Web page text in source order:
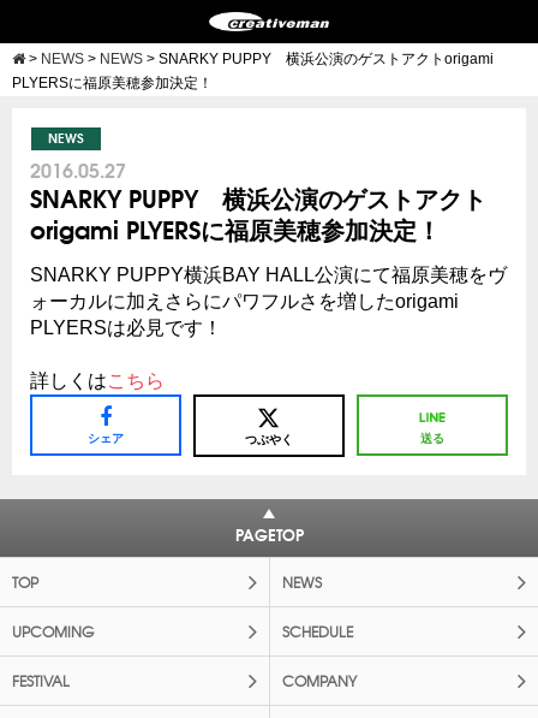
> NEWS > NEWS > SNARKY PUPPY 横浜公演のゲストアクトorigami
PLYERSに福原美穂参加決定！
NEWS
2016.05.27
SNARKY PUPPY 横浜公演のゲストアクト
origami PLYERSに福原美穂参加決定！
SNARKY PUPPY横浜BAY HALL公演にて福原美穂をヴ
ォーカルに加えさらにパワフルさを増したorigami
PLYERSは必見です！
詳しくはこちら
シェア つぶやく 送る
PAGETOP
TOP NEWS
UPCOMING SCHEDULE
FESTIVAL COMPANY